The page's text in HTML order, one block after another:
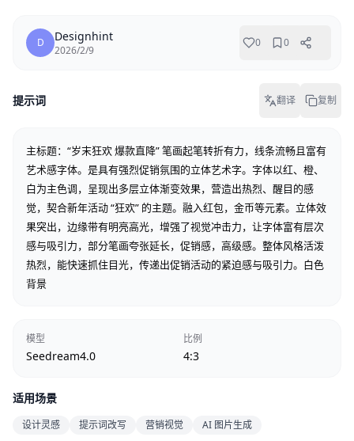
D Designhint
2026/2/9
0 0
提示词 翻译 复制
主标题：“岁末狂欢 爆款直降” 笔画起笔转折有力，线条流畅且富有
艺术感字体。是具有强烈促销氛围的立体艺术字。字体以红、橙、
白为主色调，呈现出多层立体渐变效果，营造出热烈、醒目的感
觉，契合新年活动 “狂欢” 的主题。融入红包，金币等元素。立体效
果突出，边缘带有明亮高光，增强了视觉冲击力，让字体富有层次
感与吸引力，部分笔画夸张延长，促销感，高级感。整体风格活泼
热烈，能快速抓住目光，传递出促销活动的紧迫感与吸引力。白色
背景
模型
Seedream4.0
比例
4:3
适用场景
设计灵感 提示词改写 营销视觉 AI 图片生成